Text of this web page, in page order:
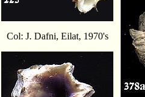
Col: J. Dafni, Eilat, 1970's